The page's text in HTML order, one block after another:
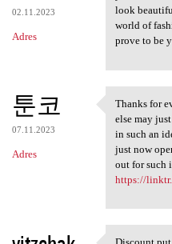
02.11.2023
Adres
look
world of
prove to be
툰코
07.11.2023
Adres
Thanks
Thanks for
else may
in such an
just now
out for such
https://